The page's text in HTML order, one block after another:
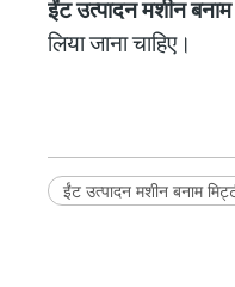
ईंट उत्पादन मशीन
लिया जाना चाहिए।
ईंट उत्पादन मशीन बनाम